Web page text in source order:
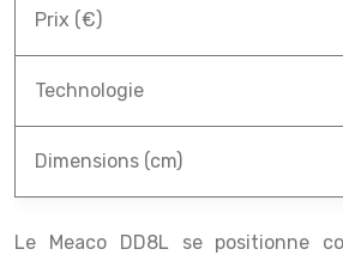
Prix (€)
Technologie
Dimensions (cm)
Le Meaco DD8L se positionne